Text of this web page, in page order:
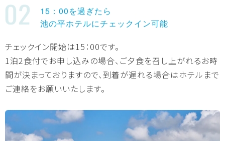
15：00を過ぎたら
池の平ホテルにチェックイン可能
チェックイン開始は15：00です。
1泊2食付でお申し込みの場合、ご夕食を召し上がれるお時
間が決まっておりますので、到着が遅れる場合はホテルまで
ご連絡をお願いいたします。